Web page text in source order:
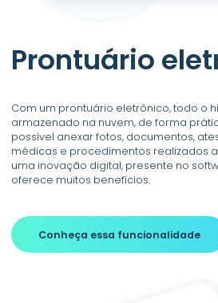
Prontuário
Com um prontuário eletrônico, todo o
armazenado na nuvem, de forma
possível anexar fotos, documentos,
médicas e procedimentos realizados
uma inovação digital, presente no
oferece muitos benefícios.
Conheça essa funcionalidade